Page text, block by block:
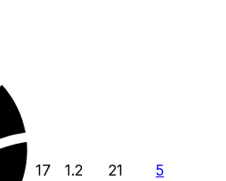
17 1.2 21 5